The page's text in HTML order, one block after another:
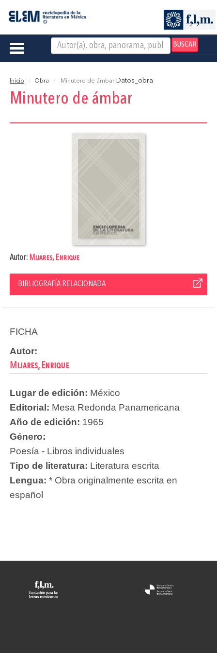
BUSCAR
Toggle
Inicio Obra Minutero de ámbar Datos_obra
Minutero de ámbar
Autor: Mijares, Enrique
BIBLIOGRAFÍA RELACIONADA
FICHA
Autor:
Mijares, Enrique
Lugar de edición: México
Editorial: Mesa Redonda Panamericana
Año de edición: 1965
Género:
Poesía - Libros individuales
Tipo de literatura: Literatura escrita
Lengua: * Obra originalmente escrita en
español